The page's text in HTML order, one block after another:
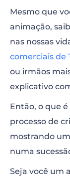
Audio-
Mesmo que
animação,
nas nossas
comerciais de
ou irmãos
explicativo
Então, o que é
processo de
mostrando
numa
Seja você um